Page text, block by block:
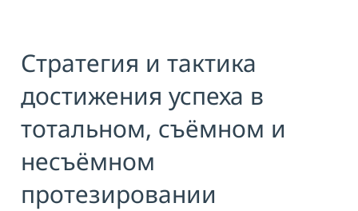
конфиденциальностии даю согласие
на обработку персональных данных
ОТПРАВИТЬ
Стратегия и тактика
достижения успеха в
тотальном, съёмном и
несъёмном
протезировании